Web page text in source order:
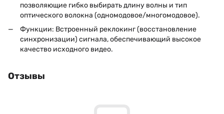
позволяющие гибко выбирать длину волны и тип
оптического волокна (одномодовое/многомодовое).
Функции: Встроенный реклокинг (восстановление
синхронизации) сигнала, обеспечивающий высокое
качество исходного видео.
Отзывы